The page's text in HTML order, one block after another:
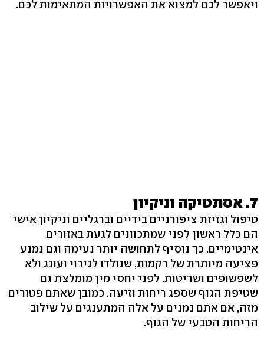
ויאפשר לכם למצוא את האפשרויות המתאימות לכם.
7. אסתטיקה וניקיון
טיפול וגזיזת ציפורניים בידיים וברגליים וניקיון אישי
הם כלל ראשון לפני שמתכוונים לגעת באזורים
אינטימיים. כך נוסיף לתחושה יותר נעימה וגם נמנע
פציעה מיותרת של רקמות, שנולדו לגירוי ועונג ולא
לשפשופים ושריטות. לפני יחסי מין מומלצת גם
שטיפת הגוף שספג ריחות וזיעה. כמובן שאתם פטורים
מזה, אם אתם נמנים על אלה המתענגים על שילוב
הריחות הטבעי של הגוף.